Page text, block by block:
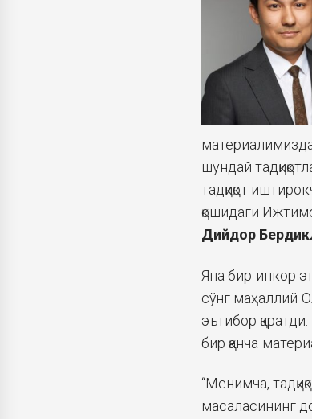
шундай
тадқиқот
қошидаги
Дийдор
Яна бир инкор
сўнг маҳаллий
эътибор
бир қанча
“Менимча,
масаласининг